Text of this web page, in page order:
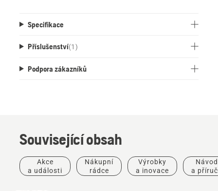
Specifikace
Příslušenství(1 )
Podpora zákazníků
Související obsah
Akce
a události
Nákupní
rádce
Výrobky
a inovace
a
Péče
Nástroje
na péči
o zeleň,